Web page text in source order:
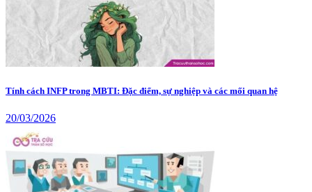
Tính cách INFP trong MBTI: Đặc điểm, sự nghiệp và các mối quan hệ
20/03/2026